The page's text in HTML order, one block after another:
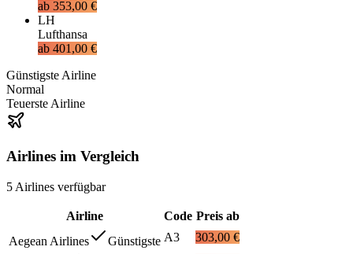
ab 353,00 €
LH
Lufthansa
ab 401,00 €
Günstigste Airline
Normal
Teuerste Airline
Airlines im Vergleich
5 Airlines verfügbar
Airline Code Preis ab
Aegean Airlines
Günstigste A3 303,00 €